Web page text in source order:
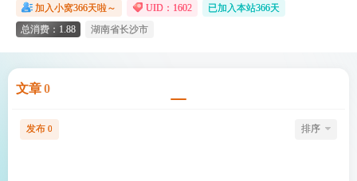
加入小窝366天啦～ UID：1602
已加入本站366天
总消费：1.88
湖南省长沙市
文章0
发布 0 排序